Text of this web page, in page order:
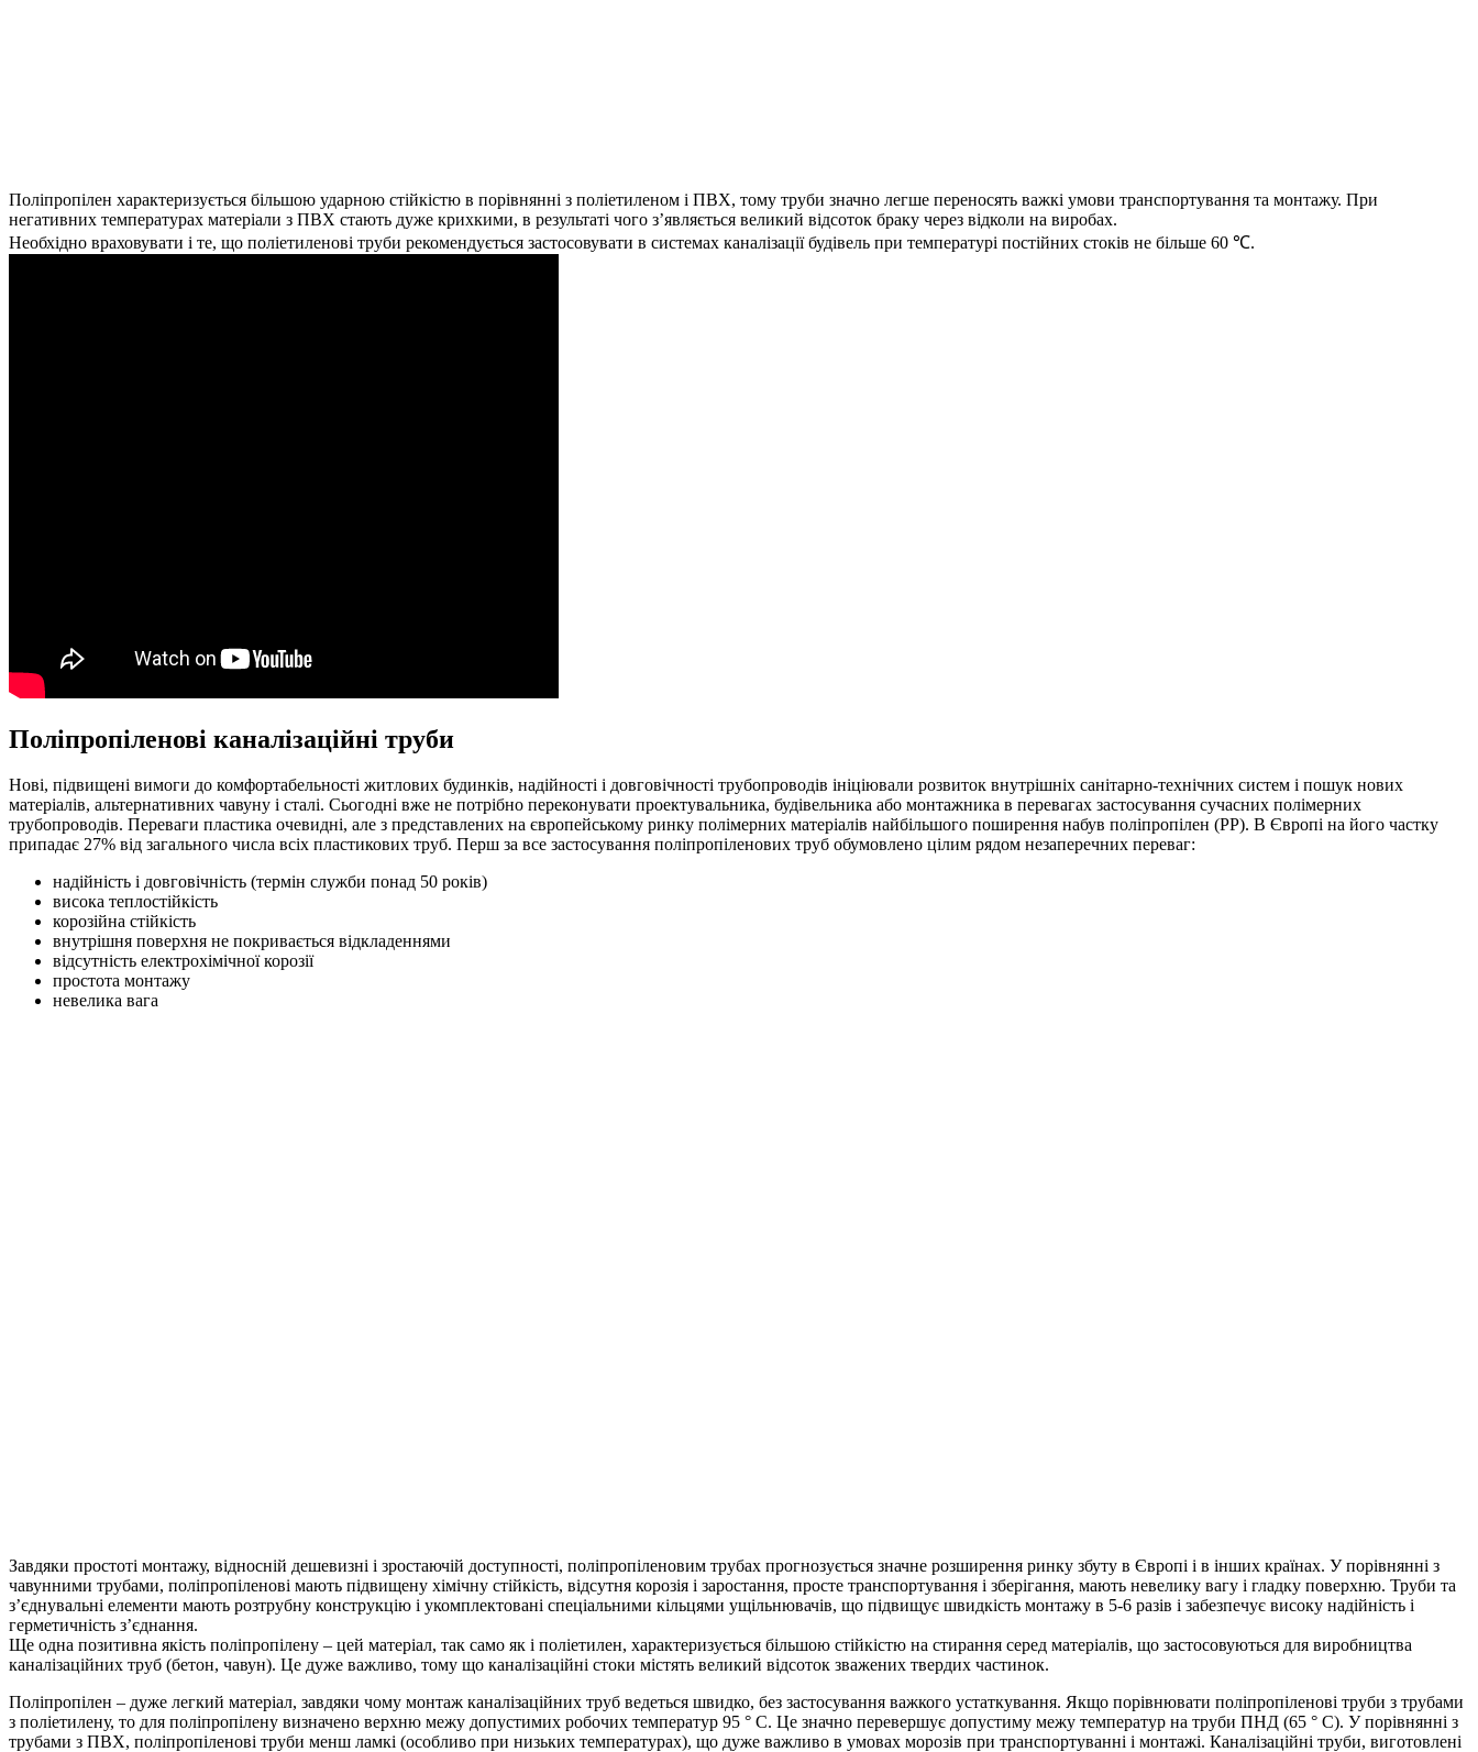
Поліпропілен характеризується більшою ударною стійкістю в порівнянні з поліетиленом і ПВХ, тому труби значно легше переносять важкі умови транспортування та монтажу. При
негативних температурах матеріали з ПВХ стають дуже крихкими, в результаті чого з’являється великий відсоток браку через відколи на виробах.
Необхідно враховувати і те, що поліетиленові труби рекомендується застосовувати в системах каналізації будівель при температурі постійних стоків не більше 60 ℃.
Поліпропіленові каналізаційні труби
Нові, підвищені вимоги до комфортабельності житлових будинків, надійності і довговічності трубопроводів ініціювали розвиток внутрішніх санітарно-технічних систем і пошук нових
матеріалів, альтернативних чавуну і сталі. Сьогодні вже не потрібно переконувати проектувальника, будівельника або монтажника в перевагах застосування сучасних полімерних
трубопроводів. Переваги пластика очевидні, але з представлених на європейському ринку полімерних матеріалів найбільшого поширення набув поліпропілен (РР). В Європі на його частку
припадає 27% від загального числа всіх пластикових труб. Перш за все застосування поліпропіленових труб обумовлено цілим рядом незаперечних переваг:
надійність і довговічність (термін служби понад 50 років)
висока теплостійкість
корозійна стійкість
внутрішня поверхня не покривається відкладеннями
відсутність електрохімічної корозії
простота монтажу
невелика вага
Завдяки простоті монтажу, відносній дешевизні і зростаючій доступності, поліпропіленовим трубах прогнозується значне розширення ринку збуту в Європі і в інших країнах. У порівнянні з
чавунними трубами, поліпропіленові мають підвищену хімічну стійкість, відсутня корозія і заростання, просте транспортування і зберігання, мають невелику вагу і гладку поверхню. Труби та
з’єднувальні елементи мають розтрубну конструкцію і укомплектовані спеціальними кільцями ущільнювачів, що підвищує швидкість монтажу в 5-6 разів і забезпечує високу надійність і
герметичність з’єднання.
Ще одна позитивна якість поліпропілену – цей матеріал, так само як і поліетилен, характеризується більшою стійкістю на стирання серед матеріалів, що застосовуються для виробництва
каналізаційних труб (бетон, чавун). Це дуже важливо, тому що каналізаційні стоки містять великий відсоток зважених твердих частинок.
Поліпропілен – дуже легкий матеріал, завдяки чому монтаж каналізаційних труб ведеться швидко, без застосування важкого устаткування. Якщо порівнювати поліпропіленові труби з трубами
з поліетилену, то для поліпропілену визначено верхню межу допустимих робочих температур 95 ° С. Це значно перевершує допустиму межу температур на труби ПНД (65 ° С). У порівнянні з
трубами з ПВХ, поліпропіленові труби менш ламкі (особливо при низьких температурах), що дуже важливо в умовах морозів при транспортуванні і монтажі. Каналізаційні труби, виготовлені